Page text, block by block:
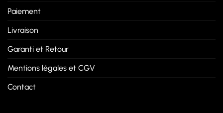
Paiement
Livraison
Garanti et Retour
Mentions légales et CGV
Contact